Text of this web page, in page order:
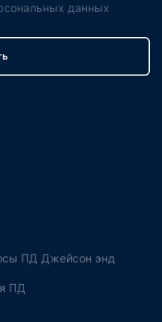
данных
ПД Джейсон энд
ПД